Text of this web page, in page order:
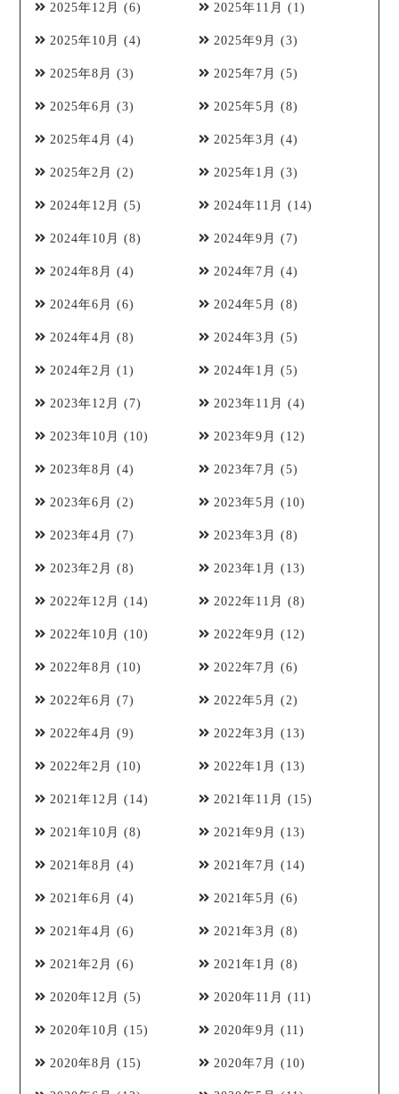
2025年12月 (6) 2025年11月 (1)
2025年10月 (4) 2025年9月 (3)
2025年8月 (3) 2025年7月 (5)
2025年6月 (3) 2025年5月 (8)
2025年4月 (4) 2025年3月 (4)
2025年2月 (2) 2025年1月 (3)
2024年12月 (5) 2024年11月 (14)
2024年10月 (8) 2024年9月 (7)
2024年8月 (4) 2024年7月 (4)
2024年6月 (6) 2024年5月 (8)
2024年4月 (8) 2024年3月 (5)
2024年2月 (1) 2024年1月 (5)
2023年12月 (7) 2023年11月 (4)
2023年10月 (10) 2023年9月 (12)
2023年8月 (4) 2023年7月 (5)
2023年6月 (2) 2023年5月 (10)
2023年4月 (7) 2023年3月 (8)
2023年2月 (8) 2023年1月 (13)
2022年12月 (14) 2022年11月 (8)
2022年10月 (10) 2022年9月 (12)
2022年8月 (10) 2022年7月 (6)
2022年6月 (7) 2022年5月 (2)
2022年4月 (9) 2022年3月 (13)
2022年2月 (10) 2022年1月 (13)
2021年12月 (14) 2021年11月 (15)
2021年10月 (8) 2021年9月 (13)
2021年8月 (4) 2021年7月 (14)
2021年6月 (4) 2021年5月 (6)
2021年4月 (6) 2021年3月 (8)
2021年2月 (6) 2021年1月 (8)
2020年12月 (5) 2020年11月 (11)
2020年10月 (15) 2020年9月 (11)
2020年8月 (15) 2020年7月 (10)